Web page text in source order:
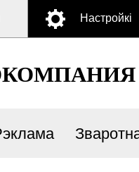
Настройкі